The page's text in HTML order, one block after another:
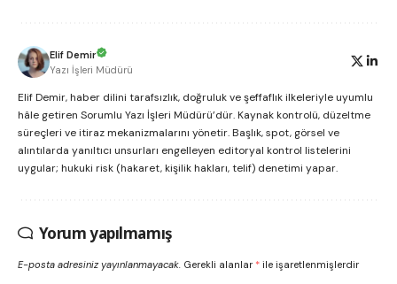
Elif Demir
Yazı İşleri Müdürü
Elif Demir, haber dilini tarafsızlık, doğruluk ve şeffaflık ilkeleriyle uyumlu
hâle getiren Sorumlu Yazı İşleri Müdürü’dür. Kaynak kontrolü, düzeltme
süreçleri ve itiraz mekanizmalarını yönetir. Başlık, spot, görsel ve
alıntılarda yanıltıcı unsurları engelleyen editoryal kontrol listelerini
uygular; hukuki risk (hakaret, kişilik hakları, telif) denetimi yapar.
Yorum yapılmamış
E-posta adresiniz yayınlanmayacak. Gerekli alanlar * ile işaretlenmişlerdir